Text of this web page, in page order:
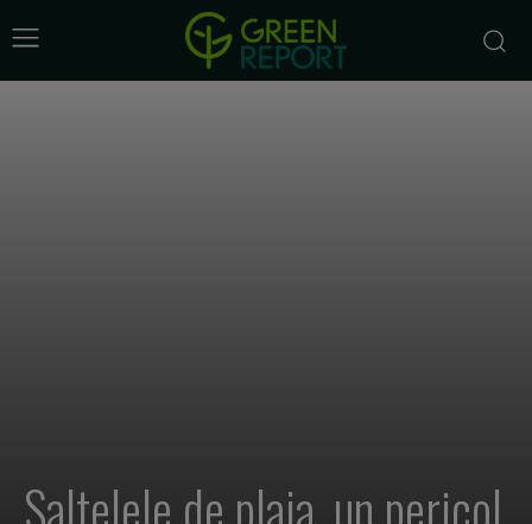
Saltelele de plaja, un pericol